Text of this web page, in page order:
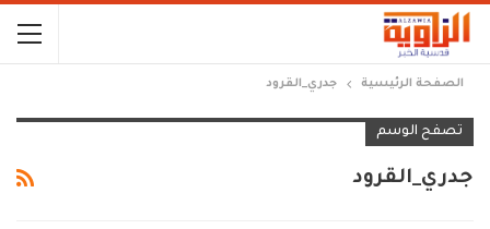
الصفحة الرئيسية جدري_القرود
تصفح الوسم
جدري_القرود